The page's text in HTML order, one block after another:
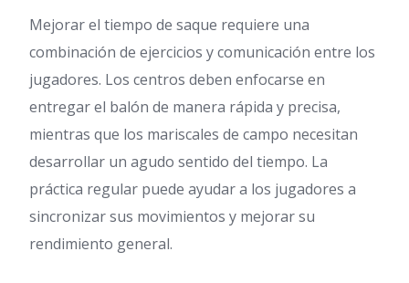
Mejorar el tiempo de saque requiere una
combinación de ejercicios y comunicación entre los
jugadores. Los centros deben enfocarse en
entregar el balón de manera rápida y precisa,
mientras que los mariscales de campo necesitan
desarrollar un agudo sentido del tiempo. La
práctica regular puede ayudar a los jugadores a
sincronizar sus movimientos y mejorar su
rendimiento general.